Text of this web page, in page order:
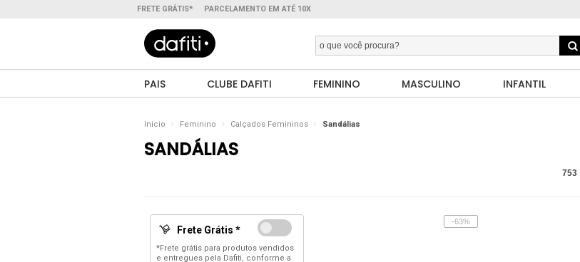
FRETE GRÁTIS* PARCELAMENTO EM ATÉ 10X
PAIS CLUBE DAFITI FEMININO MASCULINO INFANTIL
Início Feminino Calçados Femininos Sandálias
SANDÁLIAS
753
Frete Grátis *
*Frete grátis para produtos vendidos
e entregues pela Dafiti, conforme a
-63%